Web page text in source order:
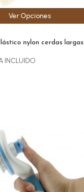
nylon cerdas largas
INCLUIDO
Ver Opciones